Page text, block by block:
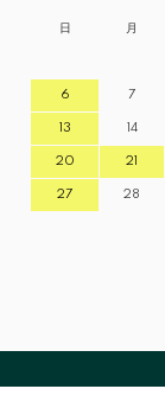
日 月
6 7
13 14
20 21
27 28